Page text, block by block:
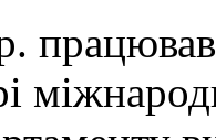
працював